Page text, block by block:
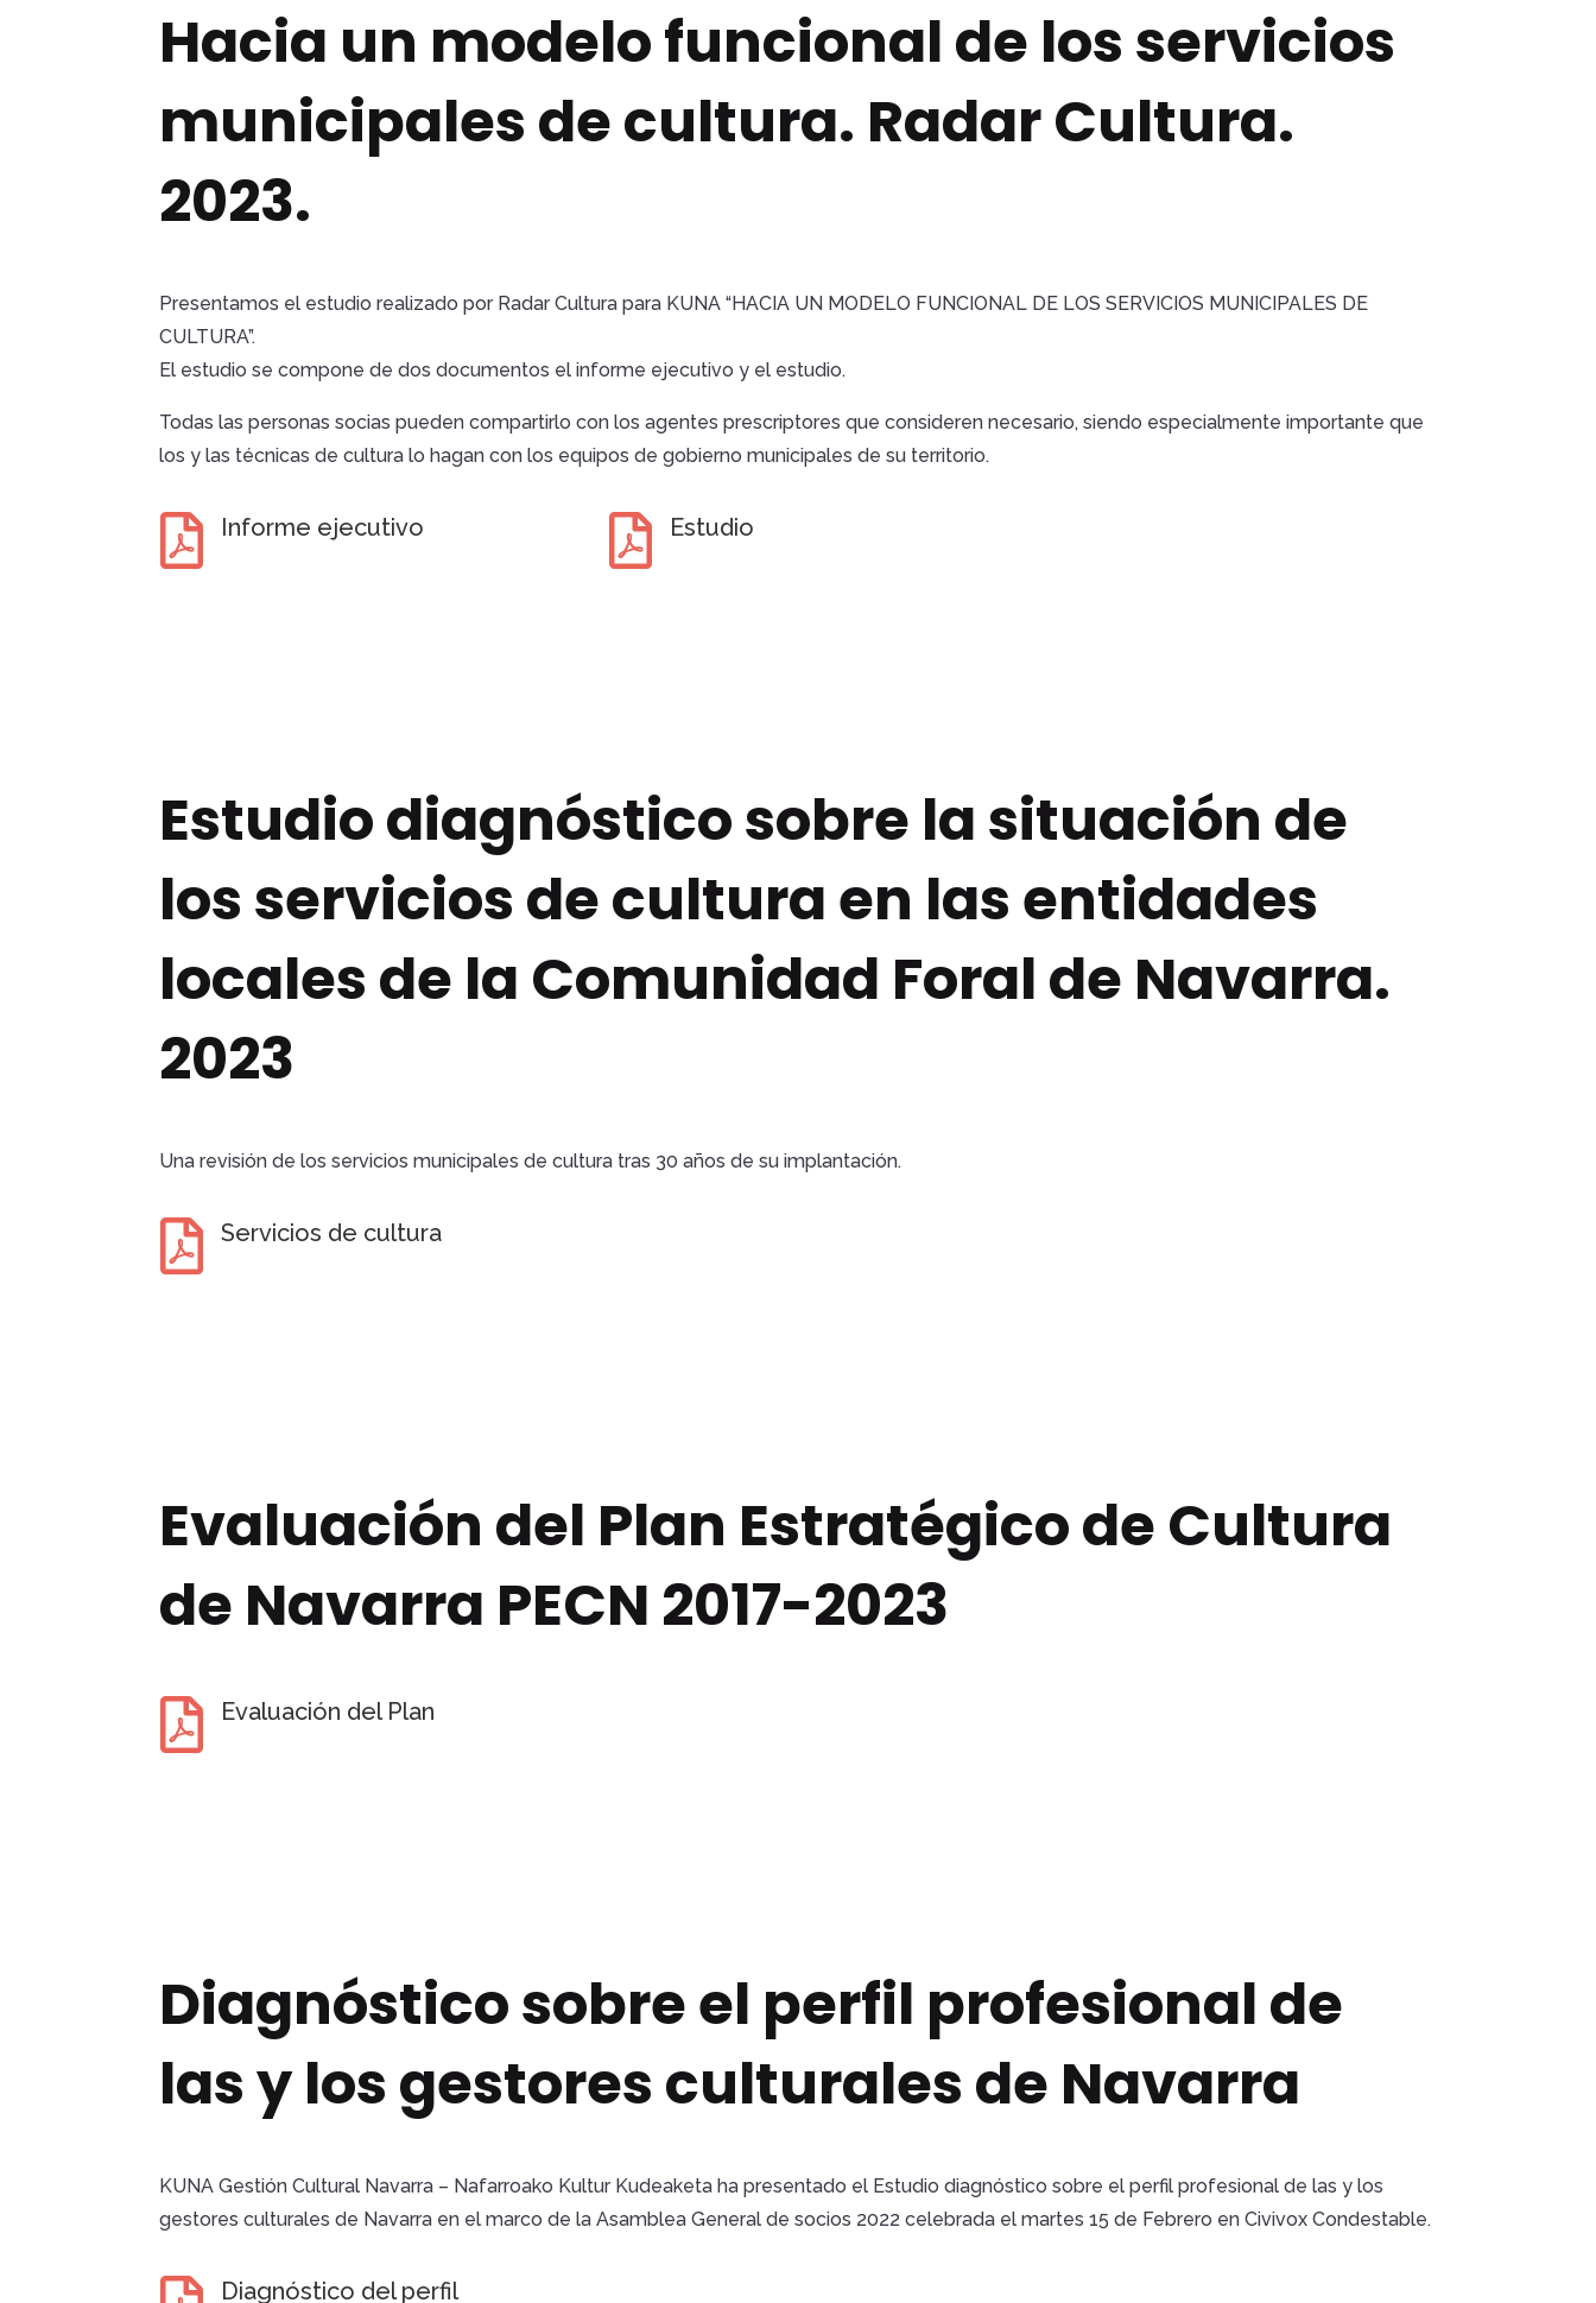
Hacia un modelo funcional de los servicios
municipales de cultura. Radar Cultura.
2023.
Presentamos el estudio realizado por Radar Cultura para KUNA “HACIA UN MODELO FUNCIONAL DE LOS SERVICIOS MUNICIPALES DE
CULTURA”.
El estudio se compone de dos documentos el informe ejecutivo y el estudio.
Todas las personas socias pueden compartirlo con los agentes prescriptores que consideren necesario, siendo especialmente importante que
los y las técnicas de cultura lo hagan con los equipos de gobierno municipales de su territorio.
 Informe ejecutivo  Estudio
Estudio diagnóstico sobre la situación de
los servicios de cultura en las entidades
locales de la Comunidad Foral de Navarra.
2023
Una revisión de los servicios municipales de cultura tras 30 años de su implantación.
 Servicios de cultura
Evaluación del Plan Estratégico de Cultura
de Navarra PECN 2017-2023
 Evaluación del Plan
Diagnóstico sobre el perfil profesional de
las y los gestores culturales de Navarra
KUNA Gestión Cultural Navarra – Nafarroako Kultur Kudeaketa ha presentado el Estudio diagnóstico sobre el perfil profesional de las y los
gestores culturales de Navarra en el marco de la Asamblea General de socios 2022 celebrada el martes 15 de Febrero en Civivox Condestable.
Diagnóstico del perfil